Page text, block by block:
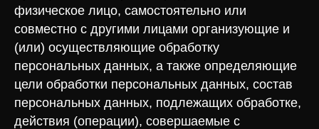
физическое лицо, самостоятельно или
совместно с другими лицами организующие и
(или) осуществляющие обработку
персональных данных, а также определяющие
цели обработки персональных данных, состав
персональных данных, подлежащих обработке,
действия (операции), совершаемые с